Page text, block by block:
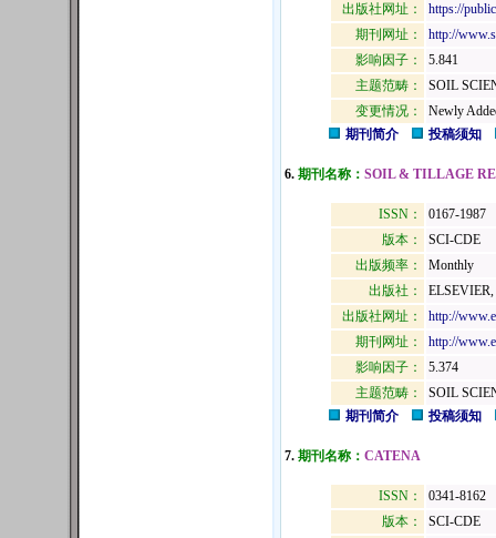
出版社网址：
https://
期刊网址：
http://
影响因子：
5.841
主题范畴：
SOIL
变更情况：
Newly
期刊简介
投稿须知
6. 期刊名称： SOIL & TILLAGE
ISSN：
0167-1987
版本：
SCI-CDE
出版频率：
Monthly
出版社：
出版社网址：
http://
期刊网址：
http://
影响因子：
5.374
主题范畴：
SOIL
期刊简介
投稿须知
7. 期刊名称： CATENA
ISSN：
0341-8162
版本：
SCI-CDE